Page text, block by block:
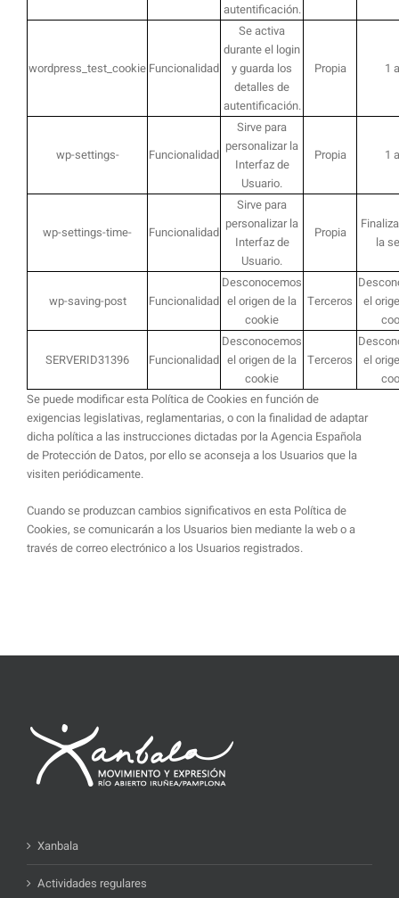
autentificación.
wordpress_test_cookie Funcionalidad
Se activa
durante el login
y guarda los
detalles de
autentificación.
Propia 1
wp-settings- Funcionalidad
Sirve para
personalizar la
Interfaz de
Usuario.
Propia 1
wp-settings-time- Funcionalidad
Sirve para
personalizar la
Interfaz de
Usuario.
Propia
la
wp-saving-post Funcionalidad
Desconocemos
el origen de la
cookie
Terceros
el
SERVERID31396 Funcionalidad
Desconocemos
el origen de la
cookie
Terceros
el
Se puede modificar esta Política de Cookies en función de
exigencias legislativas, reglamentarias, o con la finalidad de adaptar
dicha política a las instrucciones dictadas por la Agencia Española
de Protección de Datos, por ello se aconseja a los Usuarios que la
visiten periódicamente.
Cuando se produzcan cambios significativos en esta Política de
Cookies, se comunicarán a los Usuarios bien mediante la web o a
través de correo electrónico a los Usuarios registrados.
Xanbala
Actividades regulares